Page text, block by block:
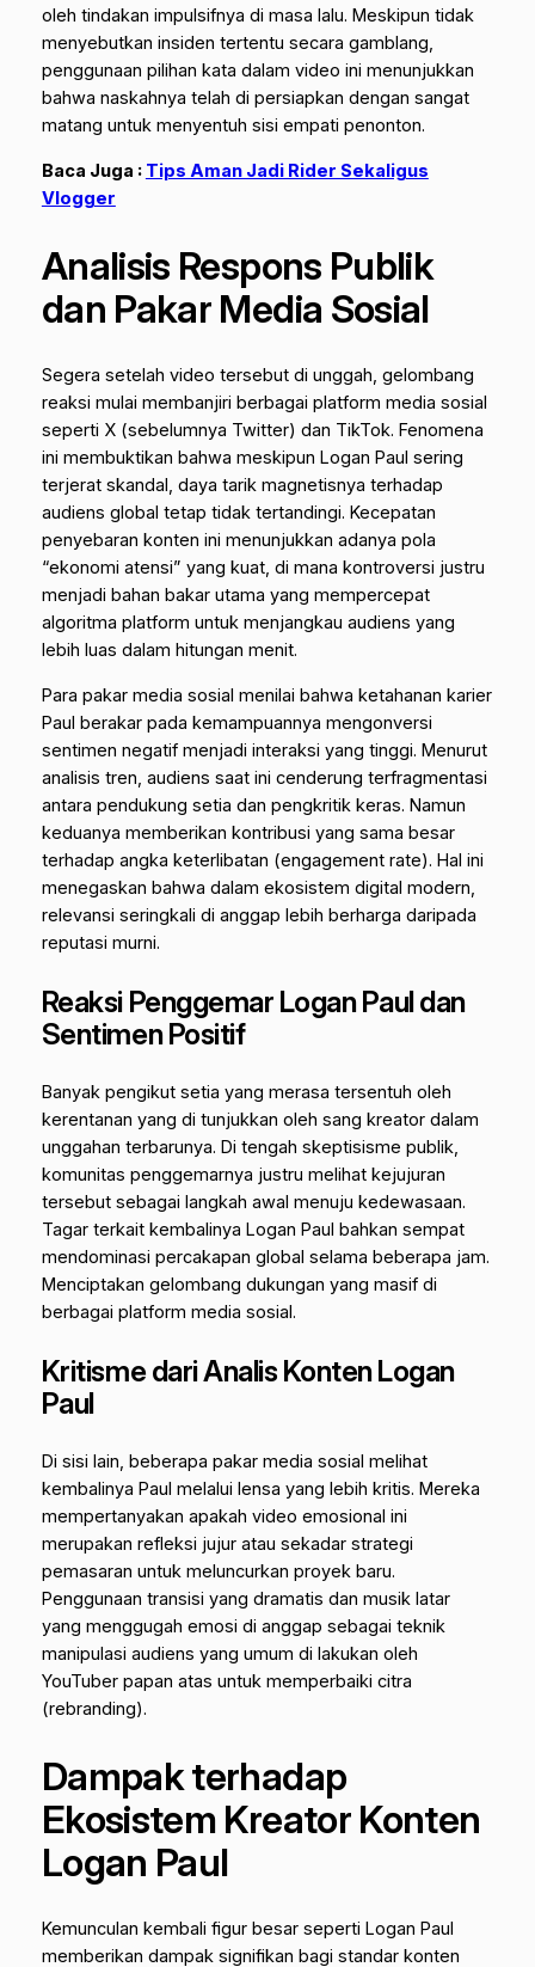
oleh tindakan impulsifnya di masa lalu. Meskipun tidak
menyebutkan insiden tertentu secara gamblang,
penggunaan pilihan kata dalam video ini menunjukkan
bahwa naskahnya telah di persiapkan dengan sangat
matang untuk menyentuh sisi empati penonton.
Baca Juga : Tips Aman Jadi Rider Sekaligus
Vlogger
Analisis Respons Publik
dan Pakar Media Sosial
Segera setelah video tersebut di unggah, gelombang
reaksi mulai membanjiri berbagai platform media sosial
seperti X (sebelumnya Twitter) dan TikTok. Fenomena
ini membuktikan bahwa meskipun Logan Paul sering
terjerat skandal, daya tarik magnetisnya terhadap
audiens global tetap tidak tertandingi. Kecepatan
penyebaran konten ini menunjukkan adanya pola
“ekonomi atensi” yang kuat, di mana kontroversi justru
menjadi bahan bakar utama yang mempercepat
algoritma platform untuk menjangkau audiens yang
lebih luas dalam hitungan menit.
Para pakar media sosial menilai bahwa ketahanan karier
Paul berakar pada kemampuannya mengonversi
sentimen negatif menjadi interaksi yang tinggi. Menurut
analisis tren, audiens saat ini cenderung terfragmentasi
antara pendukung setia dan pengkritik keras. Namun
keduanya memberikan kontribusi yang sama besar
terhadap angka keterlibatan (engagement rate). Hal ini
menegaskan bahwa dalam ekosistem digital modern,
relevansi seringkali di anggap lebih berharga daripada
reputasi murni.
Reaksi Penggemar Logan Paul dan
Sentimen Positif
Banyak pengikut setia yang merasa tersentuh oleh
kerentanan yang di tunjukkan oleh sang kreator dalam
unggahan terbarunya. Di tengah skeptisisme publik,
komunitas penggemarnya justru melihat kejujuran
tersebut sebagai langkah awal menuju kedewasaan.
Tagar terkait kembalinya Logan Paul bahkan sempat
mendominasi percakapan global selama beberapa jam.
Menciptakan gelombang dukungan yang masif di
berbagai platform media sosial.
Kritisme dari Analis Konten Logan
Paul
Di sisi lain, beberapa pakar media sosial melihat
kembalinya Paul melalui lensa yang lebih kritis. Mereka
mempertanyakan apakah video emosional ini
merupakan refleksi jujur atau sekadar strategi
pemasaran untuk meluncurkan proyek baru.
Penggunaan transisi yang dramatis dan musik latar
yang menggugah emosi di anggap sebagai teknik
manipulasi audiens yang umum di lakukan oleh
YouTuber papan atas untuk memperbaiki citra
(rebranding).
Dampak terhadap
Ekosistem Kreator Konten
Logan Paul
Kemunculan kembali figur besar seperti Logan Paul
memberikan dampak signifikan bagi standar konten